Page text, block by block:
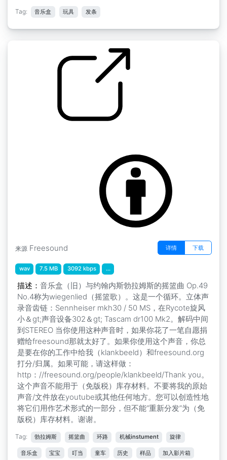
Tag: 音乐盒 玩具 发条
来源 Freesound 详情 下载
wav 7.5 MB 3092 kbps ...
描述： 音乐盒（旧）与约翰内斯勃拉姆斯的摇篮曲 Op.49
No.4称为wiegenlied（摇篮歌）。这是一个循环。立体声
录音齿链：Sennheiser mkh30 / 50 MS，在Rycote旋风
小＆gt;声音设备302＆gt; Tascam dr100 Mk2。解码中间
到STEREO 当你使用这种声音时，如果你花了一笔自愿捐
赠给freesound那就太好了。如果你使用这个声音，你总
是要在你的工作中给我（klankbeeld）和freesound.org
打分/归属。如果可能，请这样做：
http：//freesound.org/people/klankbeeld/Thank you。
这个声音不能用于（免版税）库存材料。不要将我的原始
声音/文件放在youtube或其他任何地方。您可以创造性地
将它们用作艺术形式的一部分，但不能“重新分发”为（免
版税）库存材料。谢谢。
Tag: 勃拉姆斯 摇篮曲 环路 机械instument 旋律
音乐盒 宝宝 叮当 童车 历史 样品 加入影片箱